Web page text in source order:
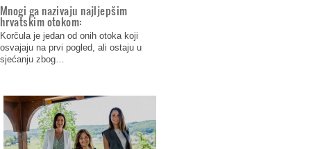
Mnogi ga nazivaju najljepšim
hrvatskim otokom:
Korčula je jedan od onih otoka koji
osvajaju na prvi pogled, ali ostaju u
sjećanju zbog…